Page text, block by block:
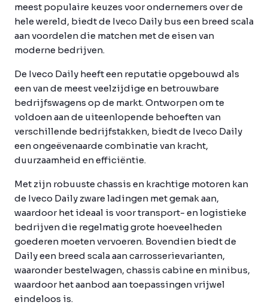
meest populaire keuzes voor ondernemers over de
hele wereld, biedt de Iveco Daily bus een breed scala
aan voordelen die matchen met de eisen van
moderne bedrijven.
De Iveco Daily heeft een reputatie opgebouwd als
een van de meest veelzijdige en betrouwbare
bedrijfswagens op de markt. Ontworpen om te
voldoen aan de uiteenlopende behoeften van
verschillende bedrijfstakken, biedt de Iveco Daily
een ongeëvenaarde combinatie van kracht,
duurzaamheid en efficiëntie.
Met zijn robuuste chassis en krachtige motoren kan
de Iveco Daily zware ladingen met gemak aan,
waardoor het ideaal is voor transport- en logistieke
bedrijven die regelmatig grote hoeveelheden
goederen moeten vervoeren. Bovendien biedt de
Daily een breed scala aan carrosserievarianten,
waaronder bestelwagen, chassis cabine en minibus,
waardoor het aanbod aan toepassingen vrijwel
eindeloos is.